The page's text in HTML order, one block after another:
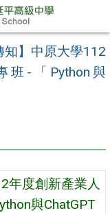
知】中原大學112
班-「Python與
年度創新產業人
與ChatGPT